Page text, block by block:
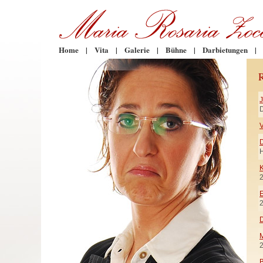
Home | Vita | Galerie | Bühne | Darbietungen |